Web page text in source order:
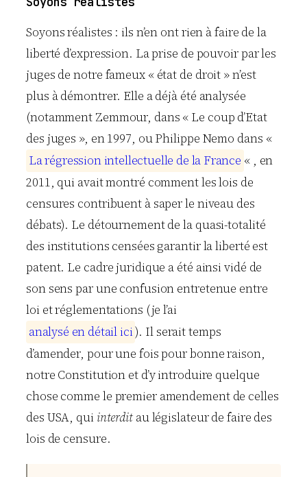
Soyons réalistes : ils n’en ont rien à faire de la
liberté d’expression. La prise de pouvoir par les
juges de notre fameux « état de droit » n’est
plus à démontrer. Elle a déjà été analysée
(notamment Zemmour, dans « Le coup d’Etat
des juges », en 1997, ou Philippe Nemo dans «
Larégression intellectuelle de la France « , en
2011, qui avait montré comment les lois de
censures contribuent à saper le niveau des
débats). Le détournement de la quasi-totalité
des institutions censées garantir la liberté est
patent. Le cadre juridique a été ainsi vidé de
son sens par une confusion entretenue entre
loi et réglementations (je l’ai
analysé en détail ici). Il serait temps
d’amender, pour une fois pour bonne raison,
notre Constitution et d’y introduire quelque
chose comme le premier amendement de celles
des USA, qui interditau législateur de faire des
lois de censure.